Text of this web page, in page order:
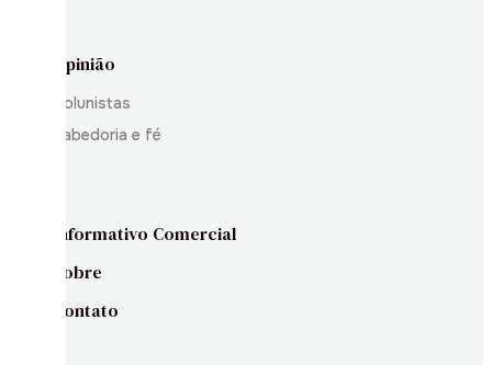
Opinião
Colunistas
Sabedoria e fé
Informativo Comercial
Sobre
Contato